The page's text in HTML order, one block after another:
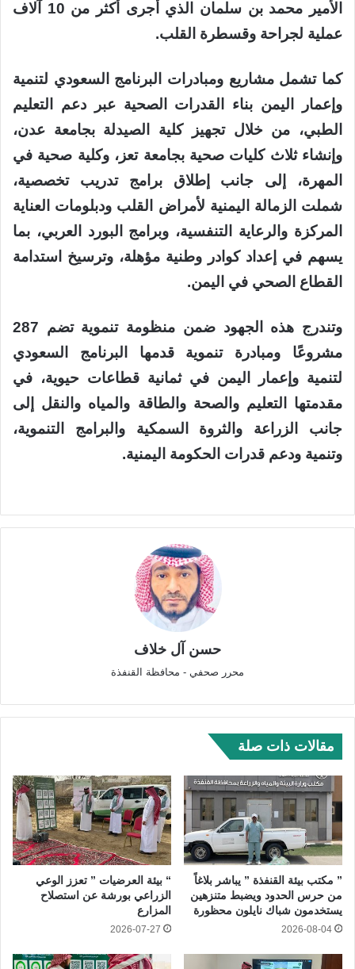
الأمير محمد بن سلمان الذي أجرى أكثر من 10 آلاف
عملية لجراحة وقسطرة القلب.
كما تشمل مشاريع ومبادرات البرنامج السعودي لتنمية
وإعمار اليمن بناء القدرات الصحية عبر دعم التعليم
الطبي، من خلال تجهيز كلية الصيدلة بجامعة عدن،
وإنشاء ثلاث كليات صحية بجامعة تعز، وكلية صحية في
المهرة، إلى جانب إطلاق برامج تدريب تخصصية،
شملت الزمالة اليمنية لأمراض القلب ودبلومات العناية
المركزة والرعاية التنفسية، وبرامج البورد العربي، بما
يسهم في إعداد كوادر وطنية مؤهلة، وترسيخ استدامة
القطاع الصحي في اليمن.
وتندرج هذه الجهود ضمن منظومة تنموية تضم 287
مشروعًا ومبادرة تنموية قدمها البرنامج السعودي
لتنمية وإعمار اليمن في ثمانية قطاعات حيوية، في
مقدمتها التعليم والصحة والطاقة والمياه والنقل إلى
جانب الزراعة والثروة السمكية والبرامج التنموية،
وتنمية ودعم قدرات الحكومة اليمنية.
حسن آل خلاف
محرر صحفي - محافظة القنفذة
مقالات ذات صلة
” مكتب بيئة القنفذة ” يباشر بلاغاً
من حرس الحدود ويضبط متنزهين
يستخدمون شباك نايلون محظورة
2026-08-04
“ بيئة العرضيات ” تعزز الوعي
الزراعي بورشة عن استصلاح
المزارع
2026-07-27